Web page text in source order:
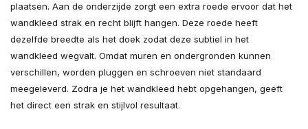
plaatsen. Aan de onderzijde zorgt een extra roede ervoor dat het
wandkleed strak en recht blijft hangen. Deze roede heeft
dezelfde breedte als het doek zodat deze subtiel in het
wandkleed wegvalt. Omdat muren en ondergronden kunnen
verschillen, worden pluggen en schroeven niet standaard
meegeleverd. Zodra je het wandkleed hebt opgehangen, geeft
het direct een strak en stijlvol resultaat.